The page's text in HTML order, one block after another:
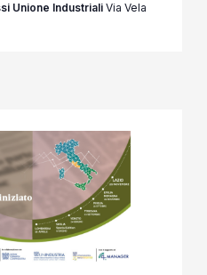
Unione IndustrialiVia Vela